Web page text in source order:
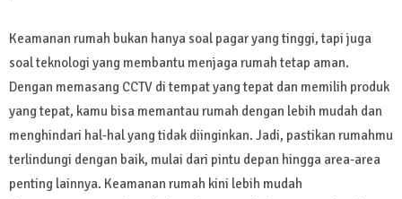
Keamanan rumah bukan hanya soal pagar yang tinggi, tapi juga
soal teknologi yang membantu menjaga rumah tetap aman.
Dengan memasang CCTV di tempat yang tepat dan memilih produk
yang tepat, kamu bisa memantau rumah dengan lebih mudah dan
menghindari hal-hal yang tidak diinginkan. Jadi, pastikan rumahmu
terlindungi dengan baik, mulai dari pintu depan hingga area-area
penting lainnya. Keamanan rumah kini lebih mudah